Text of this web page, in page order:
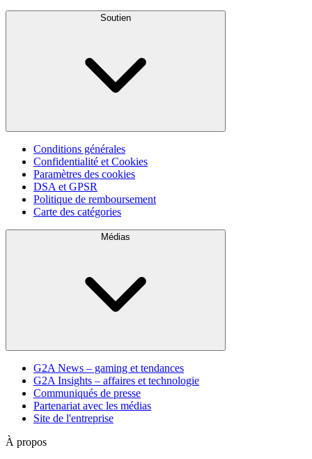
Soutien
Conditions générales
Confidentialité et Cookies
Paramètres des cookies
DSA et GPSR
Politique de remboursement
Carte des catégories
Médias
G2A News – gaming et tendances
G2A Insights – affaires et technologie
Communiqués de presse
Partenariat avec les médias
Site de l'entreprise
À propos